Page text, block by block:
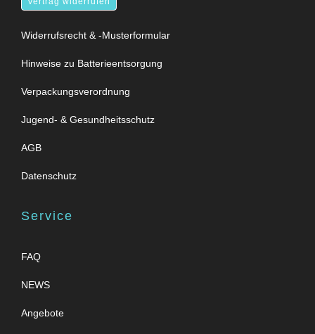
Widerrufsrecht & -Musterformular
Hinweise zu Batterieentsorgung
Verpackungsverordnung
Jugend- & Gesundheitsschutz
AGB
Datenschutz
Service
FAQ
NEWS
Angebote